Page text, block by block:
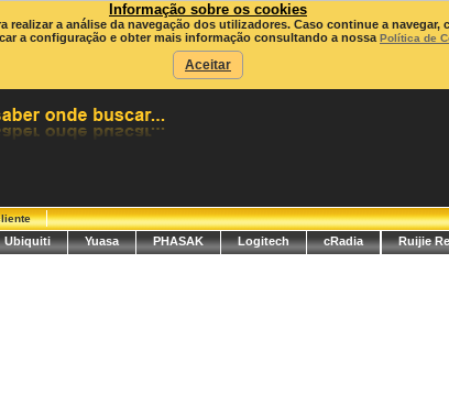
Informação sobre os cookies
a análise da navegação dos utilizadores. Caso continue a navegar,
a configuração e obter mais informação consultando a nossa Política de
Aceitar
Ubiquiti Yuasa PHASAK Logitech cRadia Ruijie